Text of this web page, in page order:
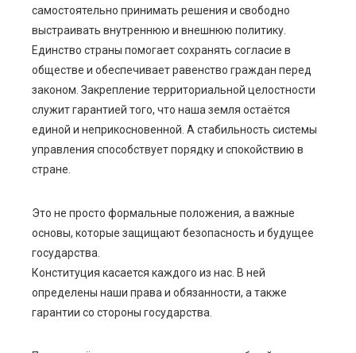
самостоятельно принимать решения и свободно
выстраивать внутреннюю и внешнюю политику.
Единство страны помогает сохранять согласие в
обществе и обеспечивает равенство граждан перед
законом. Закрепление территориальной целостности
служит гарантией того, что наша земля остаётся
единой и неприкосновенной. А стабильность системы
управления способствует порядку и спокойствию в
стране.
Это не просто формальные положения, а важные
основы, которые защищают безопасность и будущее
государства.
Конституция касается каждого из нас. В ней
определены наши права и обязанности, а также
гарантии со стороны государства.